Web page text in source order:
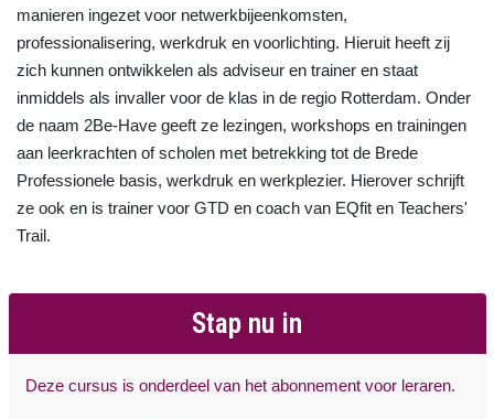
manieren ingezet voor netwerkbijeenkomsten,
professionalisering, werkdruk en voorlichting. Hieruit heeft zij
zich kunnen ontwikkelen als adviseur en trainer en staat
inmiddels als invaller voor de klas in de regio Rotterdam. Onder
de naam 2Be-Have geeft ze lezingen, workshops en trainingen
aan leerkrachten of scholen met betrekking tot de Brede
Professionele basis, werkdruk en werkplezier. Hierover schrijft
ze ook en is trainer voor GTD en coach van EQfit en Teachers'
Trail.
Stap nu in
Deze cursus is onderdeel van het abonnement voor leraren.